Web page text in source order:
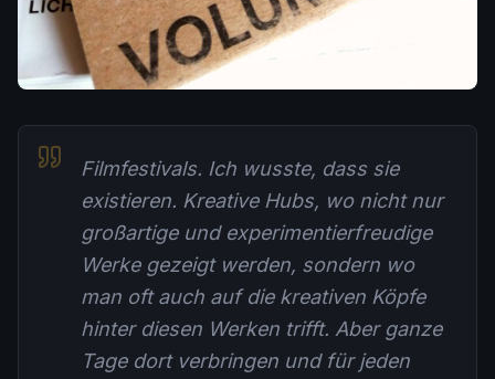
Filmfestivals. Ich wusste, dass sie
existieren. Kreative Hubs, wo nicht nur
großartige und experimentierfreudige
Werke gezeigt werden, sondern wo
man oft auch auf die kreativen Köpfe
hinter diesen Werken trifft. Aber ganze
Tage dort verbringen und für jeden